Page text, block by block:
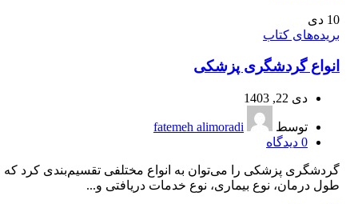
10 دی
بریده‌های کتاب
انواع گردشگری پزشکی
دی 22, 1403
توسط
fatemeh alimoradi
0 دیدگاه
گردشگری پزشکی را می‌توان به انواع مختلفی تقسیم‌بندی کرد که
طول درمان، نوع بیماری، نوع خدمات دریافتی و...